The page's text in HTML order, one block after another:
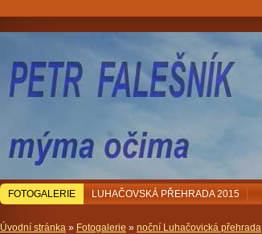
FOTOGALERIE LUHAČOVSKÁ PŘEHRADA 2015
Úvodní stránka » Fotogalerie » noční Luhačovická přehrada